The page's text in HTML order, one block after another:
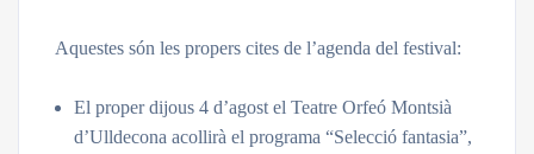
Aquestes són les propers cites de l’agenda del festival:
El proper dijous 4 d’agost el Teatre Orfeó Montsià
d’Ulldecona acollirà el programa “Selecció fantasia”,